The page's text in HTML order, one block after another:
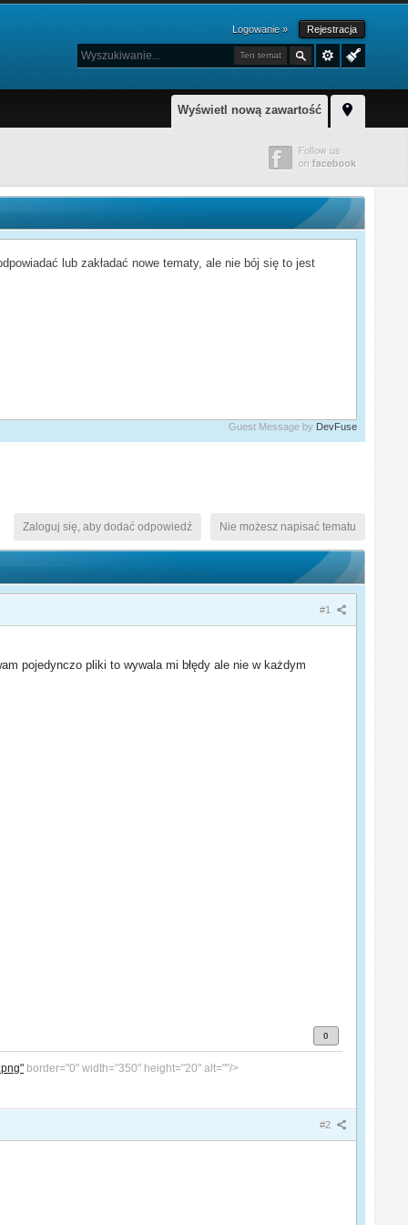
Logowanie » Rejestracja
Ten temat
Wyświetl nową zawartość
lub zakładać nowe tematy, ale nie bój się to jest
Guest Message by DevFuse
Nie możesz napisać tematu
Zaloguj się, aby dodać odpowiedź
#1
pojedynczo pliki to wywala mi błędy ale nie w każdym
0
border="0" width="350" height="20" alt=""/>
#2